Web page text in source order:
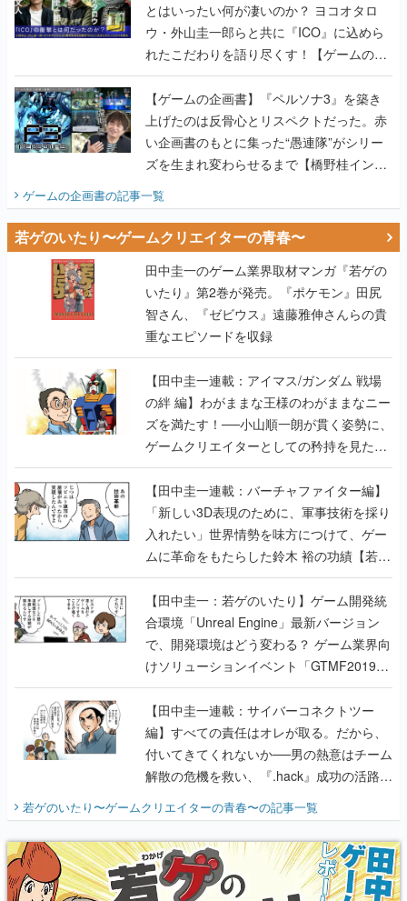
とはいったい何が凄いのか？ ヨコオタロ
ウ・外山圭一郎らと共に『ICO』に込めら
れたこだわりを語り尽くす！【ゲームの企
画書】
【ゲームの企画書】『ペルソナ3』を築き
上げたのは反骨心とリスペクトだった。赤
い企画書のもとに集った“愚連隊”がシリー
ズを生まれ変わらせるまで【橋野桂インタ
ビュー】
ゲームの企画書の記事一覧
若ゲのいたり〜ゲームクリエイターの青春〜
田中圭一のゲーム業界取材マンガ『若ゲの
いたり』第2巻が発売。『ポケモン』田尻
智さん、『ゼビウス』遠藤雅伸さんらの貴
重なエピソードを収録
【田中圭一連載：アイマス/ガンダム 戦場
の絆 編】わがままな王様のわがままなニー
ズを満たす！──小山順一朗が貫く姿勢に、
ゲームクリエイターとしての矜持を見た
【若ゲのいたり最終回】
【田中圭一連載：バーチャファイター編】
「新しい3D表現のために、軍事技術を採り
入れたい」世界情勢を味方につけて、ゲー
ムに革命をもたらした鈴木 裕の功績【若ゲ
のいたり】
【田中圭一：若ゲのいたり】ゲーム開発統
合環境「Unreal Engine」最新バージョン
で、開発環境はどう変わる？ ゲーム業界向
けソリューションイベント「GTMF2019」
に行って、より理解を深めよう【PR】
【田中圭一連載：サイバーコネクトツー
編】すべての責任はオレが取る。だから、
付いてきてくれないか──男の熱意はチーム
解散の危機を救い、『.hack』成功の活路を
開く。業界の快男児・松山 洋に流れる血は
『少年ジャンプ』色だった【若ゲのいた
り】
若ゲのいたり〜ゲームクリエイターの青春〜の記事一覧